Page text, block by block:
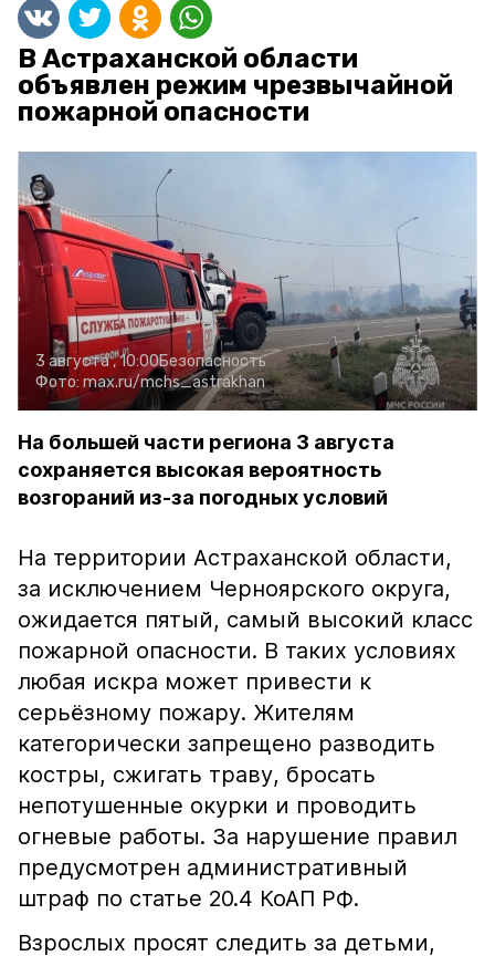
В Астраханской области
объявлен режим чрезвычайной
пожарной опасности
3 августа , 10:00Безопасность
Фото: max.ru/mchs_astrakhan
На большей части региона 3 августа
сохраняется высокая вероятность
возгораний из-за погодных условий
На территории Астраханской области,
за исключением Черноярского округа,
ожидается пятый, самый высокий класс
пожарной опасности. В таких условиях
любая искра может привести к
серьёзному пожару. Жителям
категорически запрещено разводить
костры, сжигать траву, бросать
непотушенные окурки и проводить
огневые работы. За нарушение правил
предусмотрен административный
штраф по статье 20.4 КоАП РФ.
Взрослых просят следить за детьми,